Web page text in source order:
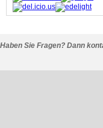
Haben Sie Fragen? Dann